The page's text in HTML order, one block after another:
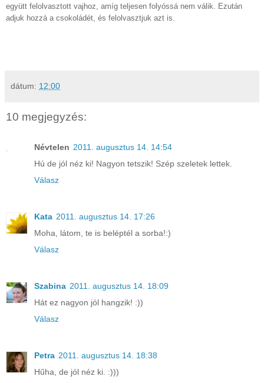
együtt felolvasztott vajhoz, amíg teljesen folyóssá nem válik. Ezután
adjuk hozzá a csokoládét, és felolvasztjuk azt is.
dátum: 12:00
10 megjegyzés:
Névtelen 2011. augusztus 14. 14:54
Hú de jól néz ki! Nagyon tetszik! Szép szeletek lettek.
Válasz
Kata 2011. augusztus 14. 17:26
Moha, látom, te is beléptél a sorba!:)
Válasz
Szabina 2011. augusztus 14. 18:09
Hát ez nagyon jól hangzik! :))
Válasz
Petra 2011. augusztus 14. 18:38
Hűha, de jól néz ki. :)))